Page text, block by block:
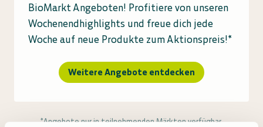
BioMarkt Angeboten! Profitiere von unseren
Wochenendhighlights und freue dich jede
Woche auf neue Produkte zum Aktionspreis!*
Weitere Angebote entdecken
*Angebote nur in teilnehmenden Märkten verfügbar.